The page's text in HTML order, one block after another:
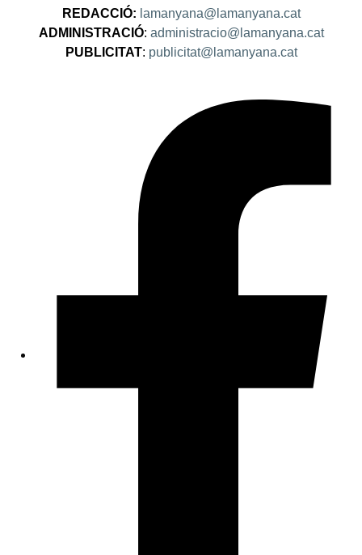
REDACCIÓ: lamanyana@lamanyana.cat
ADMINISTRACIÓ: administracio@lamanyana.cat
PUBLICITAT: publicitat@lamanyana.cat